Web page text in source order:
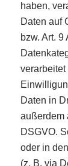
haben,
Daten auf
bzw. Art.
Daten in
außerdem
DSGVO.
oder in
(z. B. via